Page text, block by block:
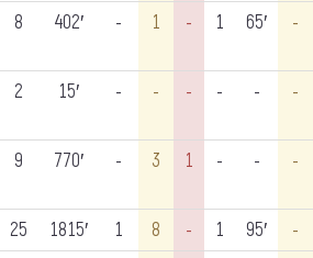
8 402′ - 1 - 1 65′ -
2 15′ - - - - - -
9 770′ - 3 1 - - -
25 1815′ 1 8 - 1 95′
-